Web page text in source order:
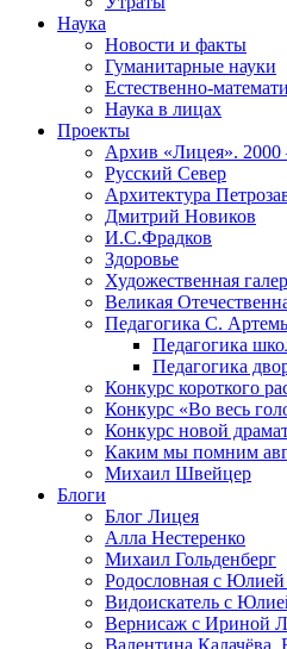
Наука
Новости и факты
Гуманитарные науки
Естественно-
Наука в лицах
Проекты
Архив «Лицея».
Русский Север
Архитектура
Дмитрий Новиков
И.С.Фрадков
Здоровье
Художественная
Великая
Педагогика С.
Педагогика
Педагогика
Конкурс короткого
Конкурс «Во весь
Конкурс новой
Каким мы помним
Михаил Швейцер
Блоги
Блог Лицея
Алла Нестеренко
Михаил Гольденберг
Родословная с
Видоискатель с
Вернисаж с Ириной